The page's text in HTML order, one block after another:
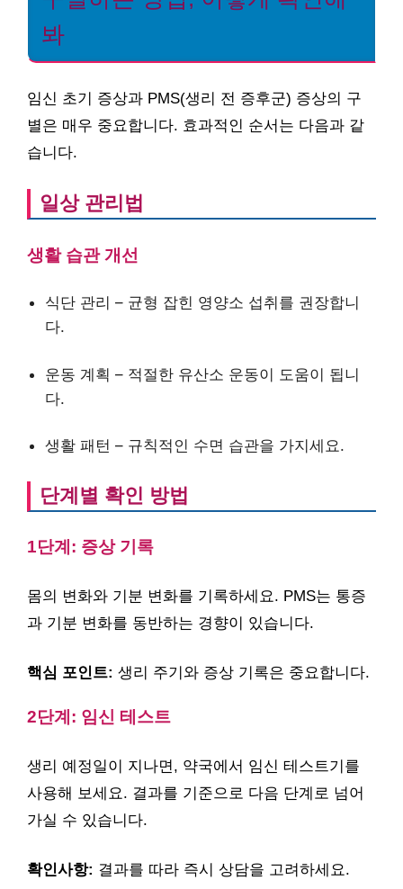
봐
임신 초기 증상과 PMS(생리 전 증후군) 증상의 구
별은 매우 중요합니다. 효과적인 순서는 다음과 같
습니다.
일상 관리법
생활 습관 개선
식단 관리 – 균형 잡힌 영양소 섭취를 권장합니
다.
운동 계획 – 적절한 유산소 운동이 도움이 됩니
다.
생활 패턴 – 규칙적인 수면 습관을 가지세요.
단계별 확인 방법
1단계: 증상 기록
몸의 변화와 기분 변화를 기록하세요. PMS는 통증
과 기분 변화를 동반하는 경향이 있습니다.
핵심 포인트: 생리 주기와 증상 기록은 중요합니다.
2단계: 임신 테스트
생리 예정일이 지나면, 약국에서 임신 테스트기를
사용해 보세요. 결과를 기준으로 다음 단계로 넘어
가실 수 있습니다.
확인사항: 결과를 따라 즉시 상담을 고려하세요.